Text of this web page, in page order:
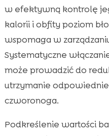
w efektywną kontrolę
kalorii i obfity poziom
wspomaga w
Systematyczne
może prowadzić do
utrzymanie
czworonoga.
Podkreślenie wartości